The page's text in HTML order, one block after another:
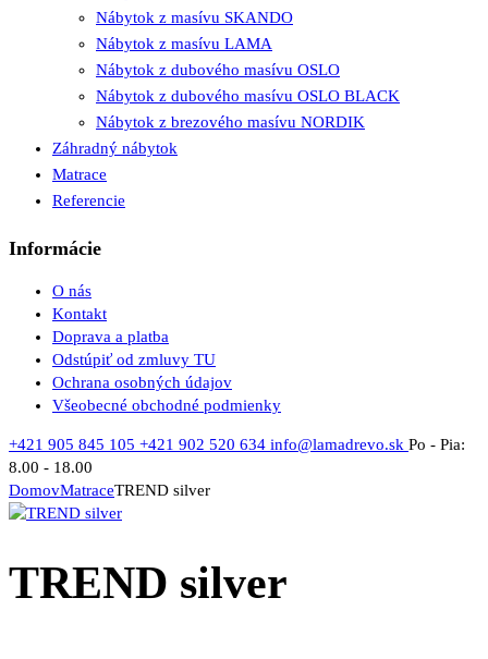
Nábytok z masívu SKANDO
Nábytok z masívu LAMA
Nábytok z dubového masívu OSLO
Nábytok z dubového masívu OSLO BLACK
Nábytok z brezového masívu NORDIK
Záhradný nábytok
Matrace
Referencie
Informácie
O nás
Kontakt
Doprava a platba
Odstúpiť od zmluvy TU
Ochrana osobných údajov
Všeobecné obchodné podmienky
+421 905 845 105 +421 902 520 634 info@lamadrevo.sk Po - Pia:
8.00 - 18.00
DomovMatraceTREND silver
TREND silver